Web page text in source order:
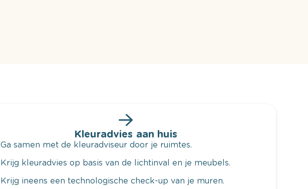
Kleuradvies aan huis
Ga samen met de kleuradviseur door je ruimtes.
Krijg kleuradvies op basis van de lichtinval en je meubels.
Krijg ineens een technologische check-up van je muren.